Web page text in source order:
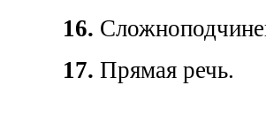
16.
17. Прямая речь.